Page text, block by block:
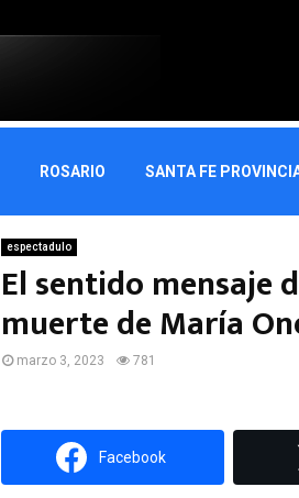
ROSARIO SANTA FE
espectadulo
El sentido mensaje
muerte de María
marzo 3, 2023 781
Facebook